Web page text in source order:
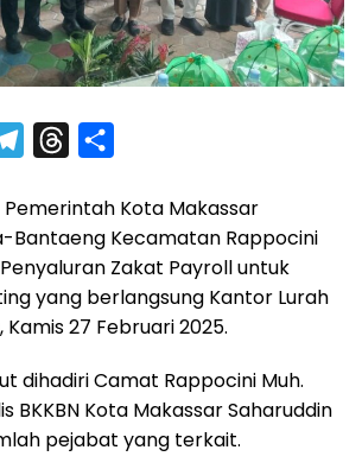
l
e
g
r
m
r
e
a
d
a
r
e
Pemerintah Kota Makassar
Bantaeng Kecamatan Rappocini
Zakat Payroll untuk
yang berlangsung Kantor Lurah
27 Februari 2025.
dihadiri Camat Rappocini Muh.
BKKBN Kota Makassar Saharuddin
pejabat yang terkait.